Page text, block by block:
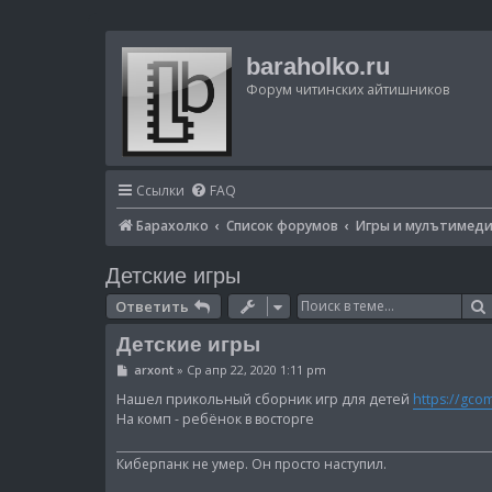
baraholko.ru
Форум читинских айтишников
Ссылки FAQ
Барахолко
Список форумов Игры и
Детские игры
Ответить
Детские игры
С
о
щ
н
и
arxont» Ср апр 22, 2020 1:11 pm
Нашел прикольный сборник игр для детей https://
На комп - ребёнок в восторге
Киберпанк не умер. Он просто наступил.